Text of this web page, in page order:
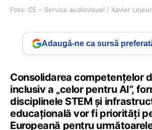
Foto: CE – Service audiovisuel / Xavier
Adaugă-ne ca sursă
Consolidarea competențelor
inclusiv a „celor pentru AI”,
disciplinele STEM și
educațională vor fi priorități
Europeană pentru